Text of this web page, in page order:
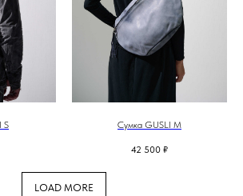
S Сумка GUSLI M
42 500 ₽
LOAD MORE